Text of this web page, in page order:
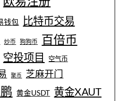
钱包 比特币交易
炒币 狗狗币 百倍币
空投项目 空气币
聚币
芝麻开门
黄金USDT 黄金XAUT